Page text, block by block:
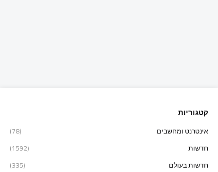
קטגוריות
אינטרנט ומחשבים
(78)
חדשות
(1592)
חדשות בעולם
(335)